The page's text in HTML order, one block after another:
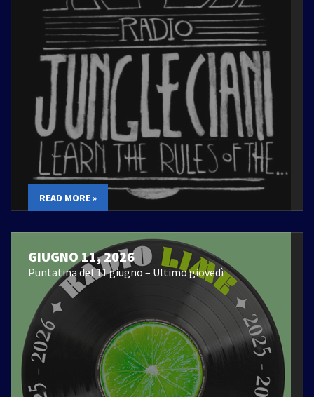
READ MORE »
GIUGNO 11, 2026
Puntatina del 11 giugno – Ultimo giovedì